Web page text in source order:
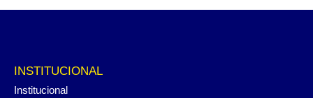
INSTITUCIONAL
Institucional